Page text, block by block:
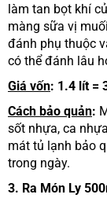
làm tan bọt khí
màng sữa vị
đánh phụ thuộc
có thể đánh lâu
Giá vốn: 1.4 lít =
Cách bảo quản:
sốt nhựa, ca
mát tủ lạnh bảo
trong ngày.
3. Ra Món Ly